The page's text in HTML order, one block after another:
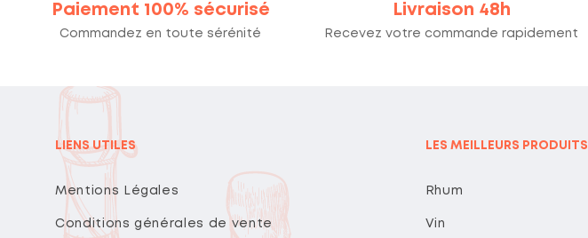
Paiement 100% sécurisé
Commandez en toute sérénité
Livraison 48h
Recevez votre commande rapidement
LIENS UTILES
Mentions Légales
Conditions générales de vente
LES MEILLEURS PRODUITS
Rhum
Vin